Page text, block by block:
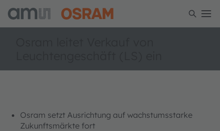
Osram setzt Ausrichtung auf wachstumsstarke
Zukunftsmärkte fort